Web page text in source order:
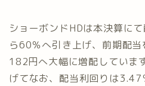
ショーボンドHDは本決算に
ら60％へ引き上げ、前期配
182円へ大幅に増配していま
げてなお、配当利回りは3.47